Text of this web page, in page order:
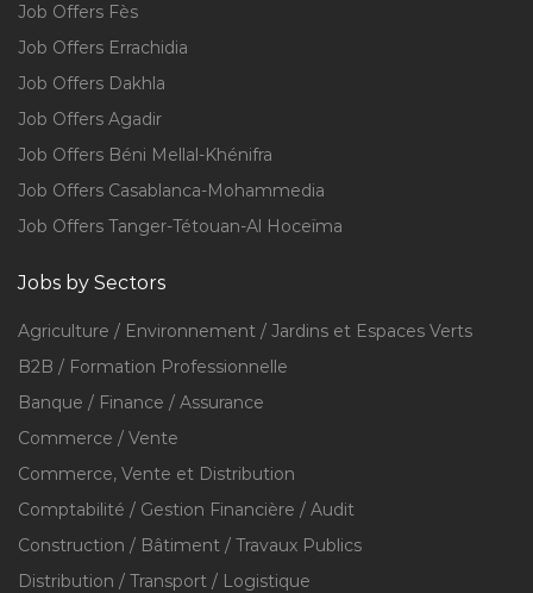
Job Offers Fès
Job Offers Errachidia
Job Offers Dakhla
Job Offers Agadir
Job Offers Béni Mellal-Khénifra
Job Offers Casablanca-Mohammedia
Job Offers Tanger-Tétouan-Al Hoceïma
Jobs by Sectors
Agriculture / Environnement / Jardins et Espaces Verts
B2B / Formation Professionnelle
Banque / Finance / Assurance
Commerce / Vente
Commerce, Vente et Distribution
Comptabilité / Gestion Financière / Audit
Construction / Bâtiment / Travaux Publics
Distribution / Transport / Logistique